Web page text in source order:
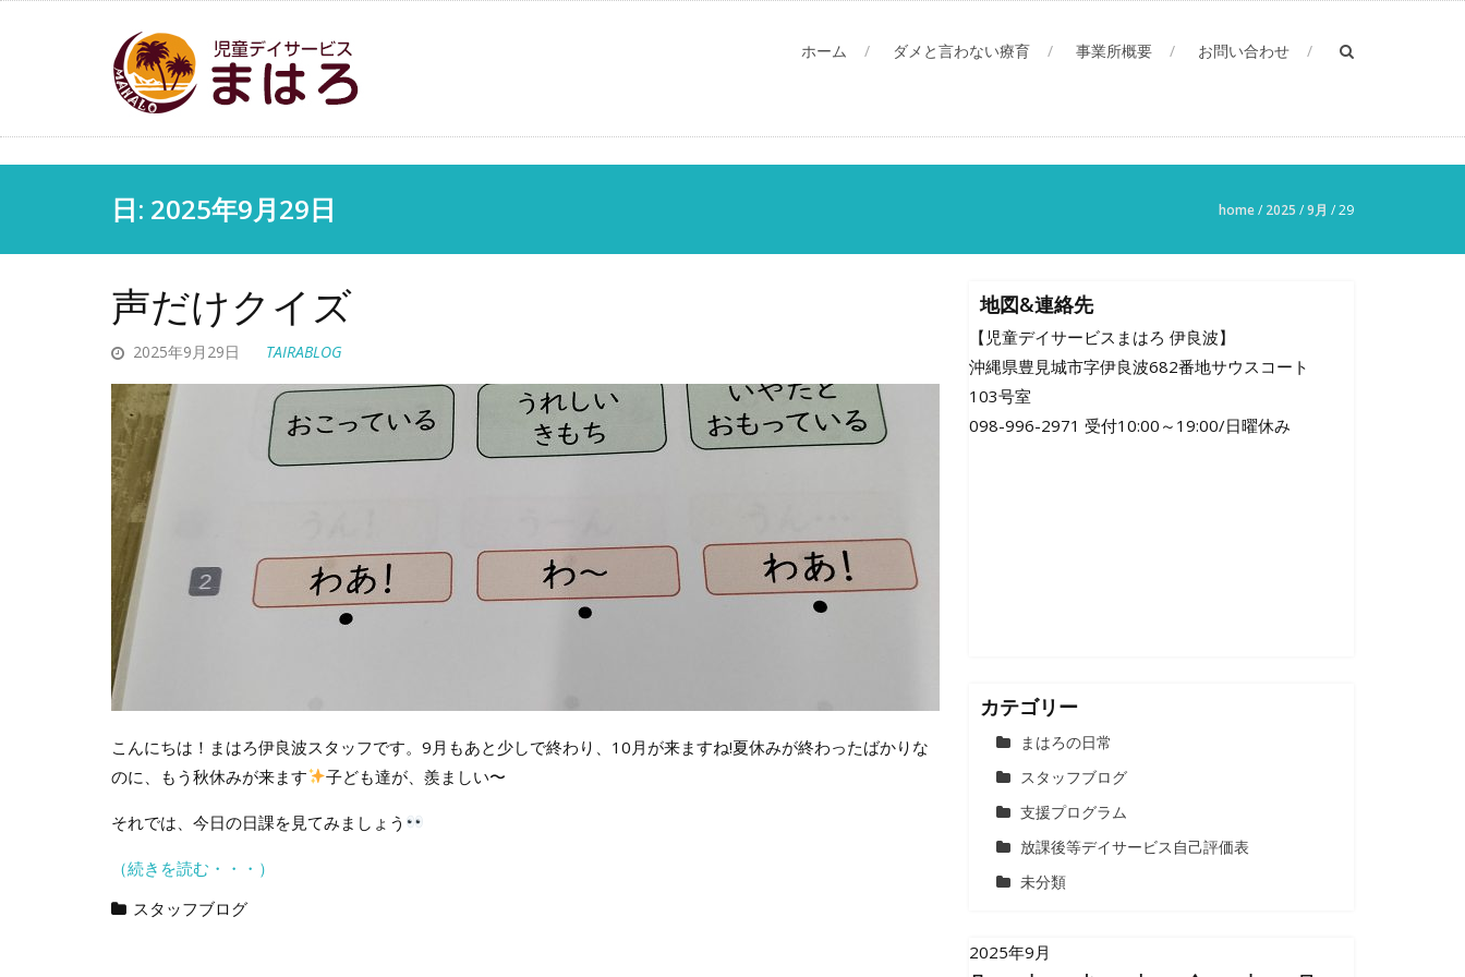
ホーム ダメと言わない療育 事業所概要 お問い合わせ
日: 2025年9月29日 home/ 2025 /9月 /29
声だけクイズ
2025年9月29日 TAIRABLOG
こんにちは！まはろ伊良波スタッフです。9月もあと少しで終わり、10月が来ますね!夏休みが終わったばかりな
のに、もう秋休みが来ます
子ども達が、羨ましい〜
それでは、今日の日課を見てみましょう
（続きを読む・・・）
スタッフブログ
地図&連絡先
【児童デイサービスまはろ 伊良波】
沖縄県豊見城市字伊良波682番地サウスコート
103号室
098-996-2971 受付10:00～19:00/日曜休み
カテゴリー
まはろの日常
スタッフブログ
支援プログラム
放課後等デイサービス自己評価表
未分類
2025年9月